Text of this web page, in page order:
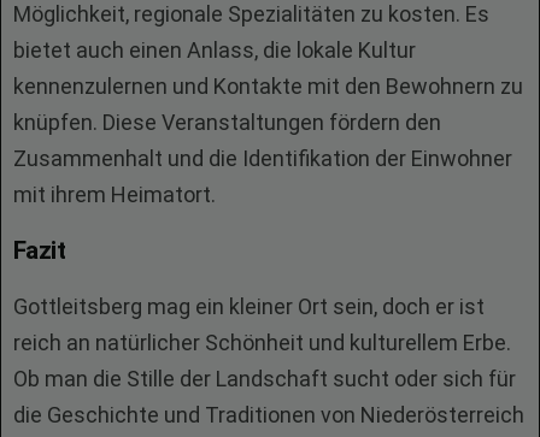
Möglichkeit, regionale Spezialitäten zu kosten. Es
bietet auch einen Anlass, die lokale Kultur
kennenzulernen und Kontakte mit den Bewohnern zu
knüpfen. Diese Veranstaltungen fördern den
Zusammenhalt und die Identifikation der Einwohner
mit ihrem Heimatort.
Fazit
Gottleitsberg mag ein kleiner Ort sein, doch er ist
reich an natürlicher Schönheit und kulturellem Erbe.
Ob man die Stille der Landschaft sucht oder sich für
die Geschichte und Traditionen von Niederösterreich